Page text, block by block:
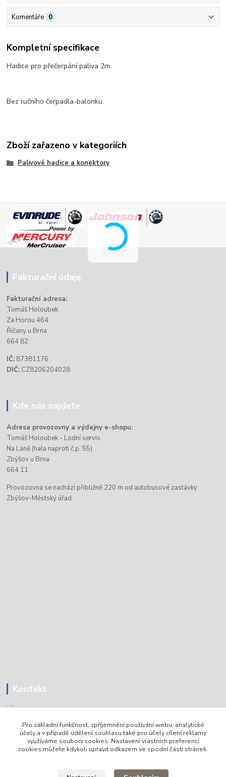
Komentáře 0
Kompletní specifikace
Hadice pro přečerpání paliva 2m.
Bez ručního čerpadla-balonku.
Zboží zařazeno v kategoriích
Palivové hadice a konektory
Fakturační údaje
Fakturační adresa:
Tomáš Holoubek
Za Horou 464
Říčany u Brna
664 82
IČ: 87381176
DIČ: CZ8206204028
Kde nás najdete
Adresa provozovny a výdejny e-shopu:
Tomáš Holoubek - Lodní servis
Na Láně (hala naproti č.p. 55)
Zbýšov u Brna
664 11
Provozovna se nachází přibližně 220 m od autobusové zastávky
Zbýšov-Městský úřad.
Kontakt
Tomáš Holoubek
+420736720979
Pro základní funkčnost, zpříjemnění používání webu, analytické
účely a v případě udělení souhlasu také pro účely cílení reklamy
využíváme soubory cookies. Nastavení vlastních preferencí
cookies můžete kdykoli upravit odkazem ve spodní části stránek.